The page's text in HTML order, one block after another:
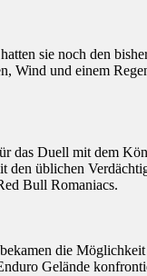
sie noch den
und einem
das Duell mit dem
den üblichen
Bull Romaniacs.
die
Gelände